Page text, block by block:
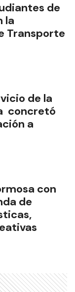
de
la
Transporte
de la
concretó
a
con
de